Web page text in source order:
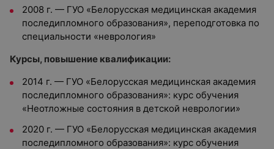
2008 г. — ГУО «Белорусская медицинская академия
последипломного образования», переподготовка по
специальности «неврология»
Курсы, повышение квалификации:
2014 г. — ГУО «Белорусская медицинская академия
последипломного образования»: курс обучения
«Неотложные состояния в детской неврологии»
2020 г. — ГУО «Белорусская медицинская академия
последипломного образования»: курс обучения